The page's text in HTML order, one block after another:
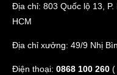
Địa chỉ: 803 Quốc lộ 13,
HCM
Địa chỉ xưởng: 49/9 Nhị
Điện thoại: 0868 100 260 (